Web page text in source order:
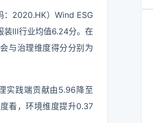
：2020.HK）Wind ESG
装Ⅲ行业均值6.24分。在
与治理维度得分分别为
实践端贡献由5.96降至
看，环境维度提升0.37